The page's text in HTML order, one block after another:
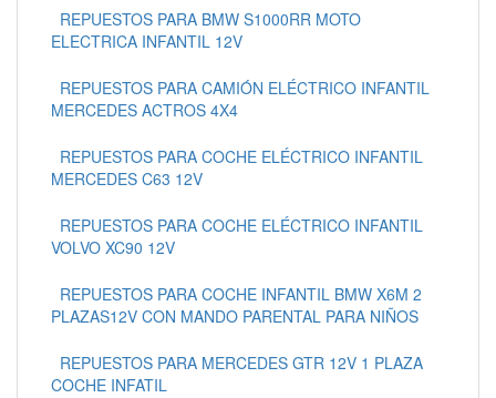
REPUESTOS PARA BMW S1000RR MOTO
ELECTRICA INFANTIL 12V
REPUESTOS PARA CAMIÓN ELÉCTRICO INFANTIL
MERCEDES ACTROS 4X4
REPUESTOS PARA COCHE ELÉCTRICO INFANTIL
MERCEDES C63 12V
REPUESTOS PARA COCHE ELÉCTRICO INFANTIL
VOLVO XC90 12V
REPUESTOS PARA COCHE INFANTIL BMW X6M 2
PLAZAS12V CON MANDO PARENTAL PARA NIÑOS
REPUESTOS PARA MERCEDES GTR 12V 1 PLAZA
COCHE INFATIL